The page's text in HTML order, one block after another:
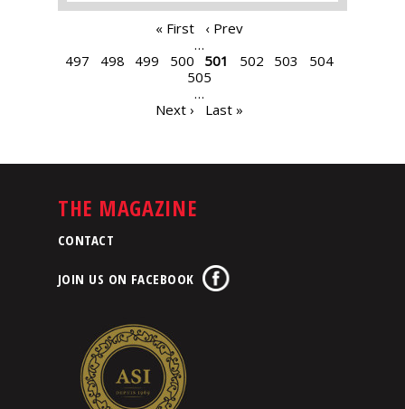
« First
‹ Prev
…
497
498 499 500 501 502 503
504
505
…
Next ›
Last »
THE MAGAZINE
CONTACT
JOIN US ON FACEBOOK